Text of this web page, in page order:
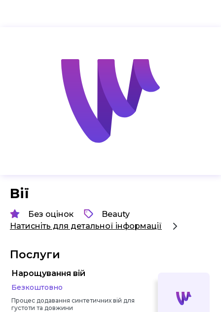
Вії
Без оцінок
Beauty
Натисніть для детальної інформації
Послуги
Нарощування вій
Безкоштовно
Процес додавання синтетичних вій для
густоти та довжини